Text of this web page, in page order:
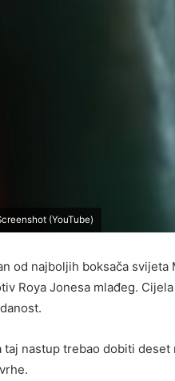
(YouTube)
od najboljih boksača svijeta
Roya Jonesa mlađeg.
taj nastup trebao dobiti deset